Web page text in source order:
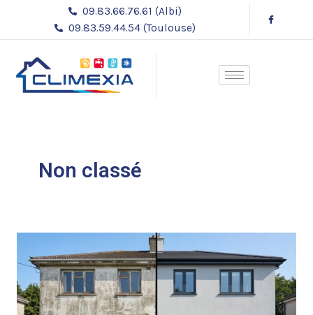
contenu
09.83.66.76.61 (Albi)
09.83.59.44.54 (Toulouse)
Non classé
du
confort